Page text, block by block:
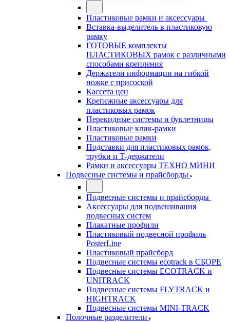
Пластиковые рамки и аксессуары
Вставка-выделитель в пластиковую
рамку
ГОТОВЫЕ комплекты
ПЛАСТИКОВЫХ рамок с различными
способами крепления
Держатели информации на гибкой
ножке с присоской
Кассета цен
Крепежные аксессуары для
пластиковых рамок
Перекидные системы и буклетницы
Пластиковые клик-рамки
Пластиковые рамки
Подставки для пластиковых рамок,
трубки и Т-держатели
Рамки и аксессуары ТЕХНО МИНИ
Подвесные системы и прайсборды
Подвесные системы и прайсборды
Аксессуары для подвешивания
подвесных систем
Плакатные профили
Пластиковый подвесной профиль
PosterLine
Пластиковый прайсборд
Подвесные системы ecotrack в СБОРЕ
Подвесные системы ECOTRACK и
UNITRACK
Подвесные системы FLYTRACK и
HIGHTRACK
Подвесные системы MINI-TRACK
Полочные разделители